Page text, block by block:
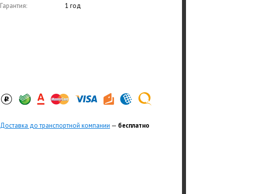
Гарантия: 1 год
Доставка до транспортной компании — бесплатно